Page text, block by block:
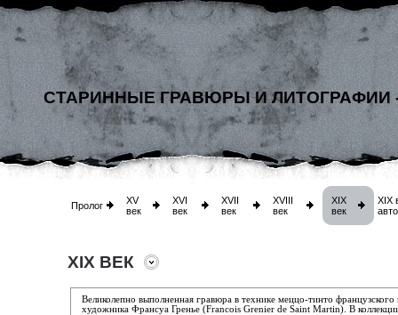
СТАРИННЫЕ ГРАВЮРЫ И ЛИТОГРАФИИ
Пролог
XV
век
XVI
век
XVII
век
XVIII
век
XIX
век
XIX
XIX ВЕК
Великолепно выполненная гравюра в технике меццо-тинто
художника Франсуа Гренье (Francois Grenier de Saint Martin). В